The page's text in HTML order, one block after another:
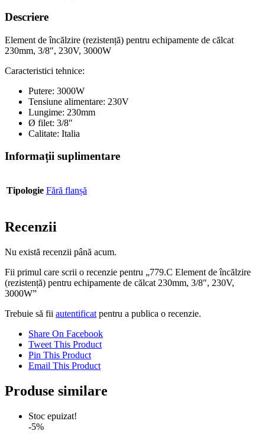
Descriere
Element de încălzire (rezistență) pentru echipamente de călcat
230mm, 3/8″, 230V, 3000W
Caracteristici tehnice:
Putere: 3000W
Tensiune alimentare: 230V
Lungime: 230mm
Ø filet: 3/8″
Calitate: Italia
Informații suplimentare
Tipologie Fără flanșă
Recenzii
Nu există recenzii până acum.
Fii primul care scrii o recenzie pentru „779.C Element de încălzire
(rezistență) pentru echipamente de călcat 230mm, 3/8″, 230V,
3000W”
Trebuie să fii autentificat pentru a publica o recenzie.
Share On Facebook
Tweet This Product
Pin This Product
Email This Product
Produse similare
Stoc epuizat!
-5%